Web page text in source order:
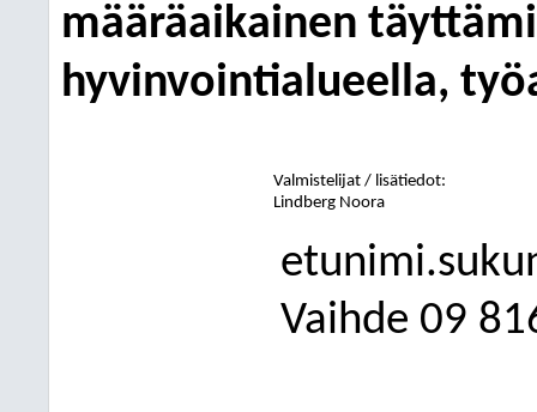
määräaikainen
hyvinvointialueella,
Valmistelijat / lisätiedot:
Lindberg Noora
Vaihde 09